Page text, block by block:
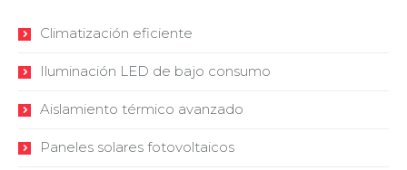
Climatización eficiente
Iluminación LED de bajo consumo
Aislamiento térmico avanzado
Paneles solares fotovoltaicos